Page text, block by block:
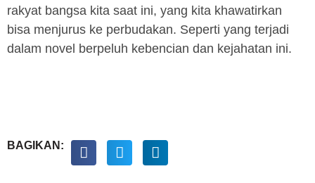
rakyat bangsa kita saat ini, yang kita khawatirkan
bisa menjurus ke perbudakan. Seperti yang terjadi
dalam novel berpeluh kebencian dan kejahatan ini.
BAGIKAN: